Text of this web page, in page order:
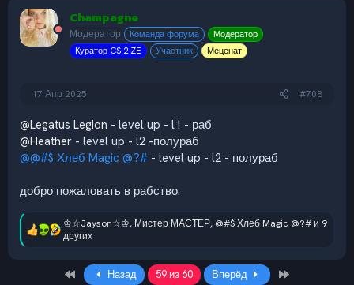
ц
и
и
:
Champagne
Модератор Команда форума
Модератор
Куратор CS 2 ZE
Участник Меценат
17 Апр 2025 #708
@Legatus Legion - level up - l1 - раб
@Heather - level up - l2 -полураб
@@#$ Хлеб Magic @?# - level up - l2 - полураб
добро пожаловать в рабство.
Р
е
♔☆Jayson☆♔, Мистер МАСТЕР, @#$ Хлеб Magic @?#и 9
других
First Назад 59 из 60 Вперёд